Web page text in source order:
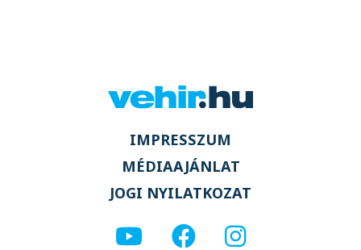
IMPRESSZUM
MÉDIAAJÁNLAT
JOGI NYILATKOZAT